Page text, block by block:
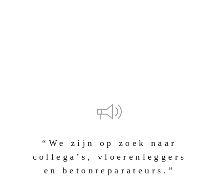
“We zijn op zoek naar
collega’s, vloerenleggers
en betonreparateurs.”